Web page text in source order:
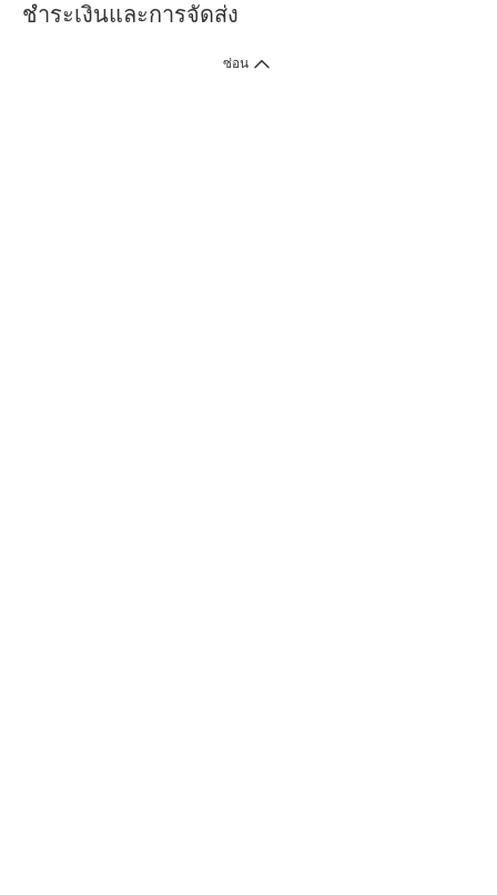
ชำระเงินและการจัดส่ง
ซ่อน